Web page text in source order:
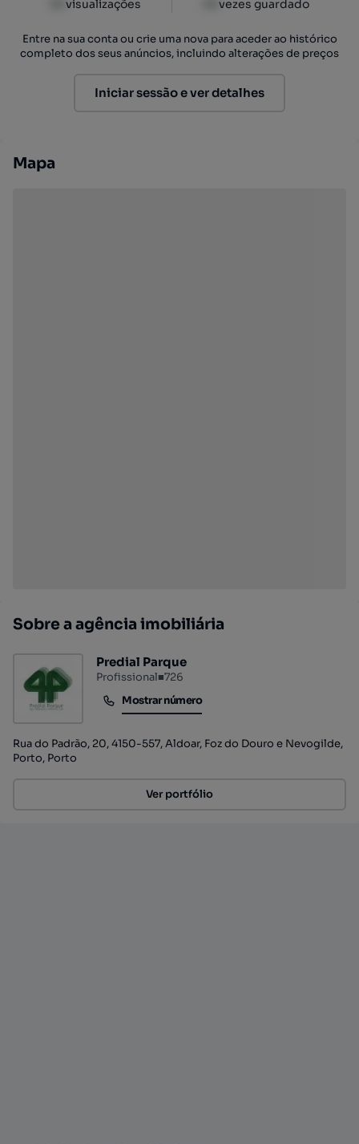
visualizações vezes guardado
Entre na sua conta ou crie uma nova para aceder ao histórico
completo dos seus anúncios, incluindo alterações de preços
Iniciar sessão e ver detalhes
Mapa
Sobre a agência imobiliária
Predial Parque
Profissional■726
Mostrar número
Mostrar número
Rua do Padrão, 20, 4150-557, Aldoar, Foz do Douro e Nevogilde,
Porto, Porto
Ver portfólio